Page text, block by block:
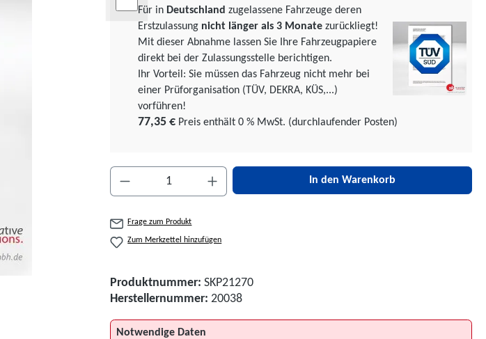
Für in Deutschland zugelassene Fahrzeuge deren
Erstzulassung nicht länger als 3 Monate zurückliegt!
Mit dieser Abnahme lassen Sie Ihre Fahrzeugpapiere
direkt bei der Zulassungsstelle berichtigen.
Ihr Vorteil: Sie müssen das Fahrzeug nicht mehr bei
einer Prüforgani­sation (TÜV, DEKRA, KÜS,...)
vorführen!
77,35 € Preis enthält 0 % MwSt. (durchlaufender Posten)
Produkt Anzahl: Gib den gewünschten Wert ein oder
In den Warenkorb
Frage zum Produkt
Zum Merkzettel hinzufügen
Produktnummer: SKP21270
Herstellernummer: 20038
Notwendige Daten